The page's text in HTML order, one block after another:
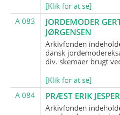
[Klik for at se]
A 083
JORDEMODER
JØRGENSEN
Arkivfonden
dansk
div. skemaer brugt
[Klik for at se]
A 084
PRÆST ERIK
Arkivfonden